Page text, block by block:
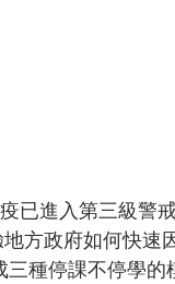
方政府如何快
種停課不停學